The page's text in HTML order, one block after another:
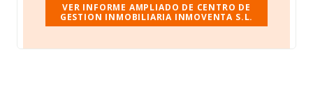
VER INFORME AMPLIADO DE CENTRO DE
GESTION INMOBILIARIA INMOVENTA S.L.